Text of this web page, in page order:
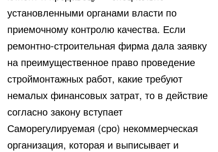
установленными органами власти по
приемочному контролю качества. Если
ремонтно-строительная фирма дала заявку
на преимущественное право проведение
строймонтажных работ, какие требуют
немалых финансовых затрат, то в действие
согласно закону вступает
Саморегулируемая (сро) некоммерческая
организация, которая и выписывает и